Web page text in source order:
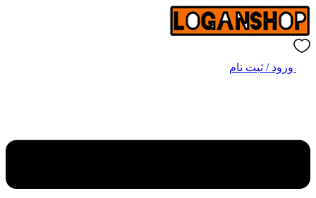
ورود / ثبت نام